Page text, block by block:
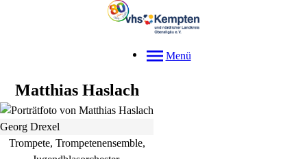
Menü
Matthias Haslach
Georg Drexel
Trompete, Trompetenensemble,